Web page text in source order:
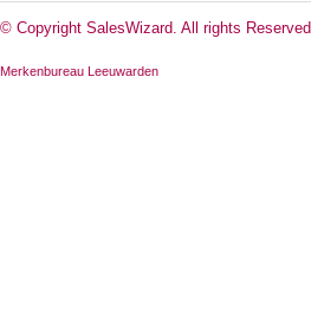
© Copyright SalesWizard. All rights Reserved
Merkenbureau Leeuwarden